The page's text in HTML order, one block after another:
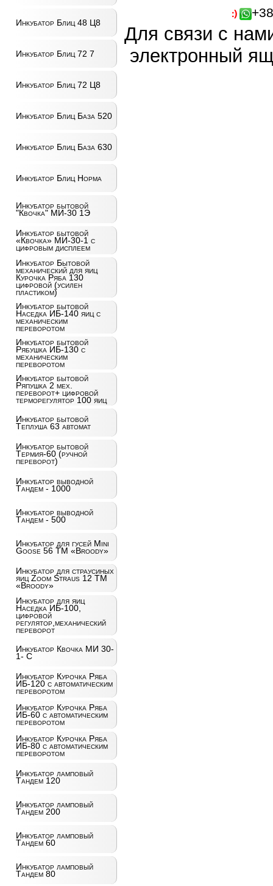
Инкубатор Блиц 48 Ц8
Инкубатор Блиц 72 7
Инкубатор Блиц 72 Ц8
Инкубатор Блиц База 520
Инкубатор Блиц База 630
Инкубатор Блиц Норма
Инкубатор бытовой
"Квочка" МИ-30 1Э
Инкубатор бытовой
«Квочка» МИ-30-1 с
цифровым дисплеем
Инкубатор Бытовой
механический для яиц
Курочка Ряба 130
цифровой (усилен
пластиком)
Инкубатор бытовой
Наседка ИБ-140 яиц с
механическим
переворотом
Инкубатор бытовой
Рябушка ИБ-130 с
механическим
переворотом
Инкубатор бытовой
Ряпушка 2 мех.
переворот+ цифровой
терморегулятор 100 яиц
Инкубатор бытовой
Теплуша 63 автомат
Инкубатор бытовой
Термия-60 (ручной
переворот)
Инкубатор выводной
Тандем - 1000
Инкубатор выводной
Тандем - 500
Инкубатор для гусей Mini
Goose 56 ТМ «Broody»
Инкубатор для страусиных
яиц Zoom Straus 12 ТМ
«Broody»
Инкубатор для яиц
Наседка ИБ-100,
цифровой
регулятор,механический
переворот
Инкубатор Квочка МИ 30-
1- С
Инкубатор Курочка Ряба
ИБ-120 с автоматическим
переворотом
Инкубатор Курочка Ряба
ИБ-60 с автоматическим
переворотом
Инкубатор Курочка Ряба
ИБ-80 с автоматическим
переворотом
Инкубатор ламповый
Тандем 120
Инкубатор ламповый
Тандем 200
Инкубатор ламповый
Тандем 60
Инкубатор ламповый
Тандем 80
Для связи с
электронный